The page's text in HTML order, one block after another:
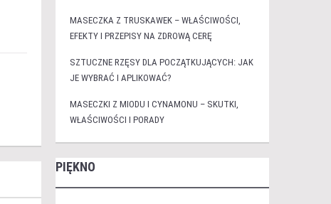
MASECZKA Z TRUSKAWEK – WŁAŚCIWOŚCI,
EFEKTY I PRZEPISY NA ZDROWĄ CERĘ
SZTUCZNE RZĘSY DLA POCZĄTKUJĄCYCH: JAK
JE WYBRAĆ I APLIKOWAĆ?
MASECZKI Z MIODU I CYNAMONU – SKUTKI,
WŁAŚCIWOŚCI I PORADY
PIĘKNO